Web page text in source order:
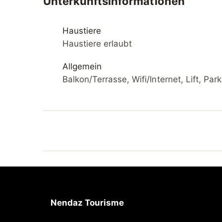
Eisfeld 50 m, Kinderspielplatz 300 m.
Skibus. Weitere Unterkünfte sind buchbar.
Haustiere
Haustiere erlaubt
Allgemein
Balkon/Terrasse, Wifi/Internet, Lift,
Nendaz Tourisme